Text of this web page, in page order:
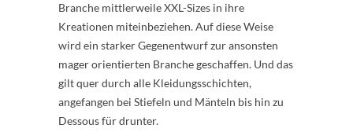
Branche mittlerweile XXL-Sizes in ihre
Kreationen miteinbeziehen. Auf diese Weise
wird ein starker Gegenentwurf zur ansonsten
mager orientierten Branche geschaffen. Und das
gilt quer durch alle Kleidungsschichten,
angefangen bei Stiefeln und Mänteln bis hin zu
Dessous für drunter.